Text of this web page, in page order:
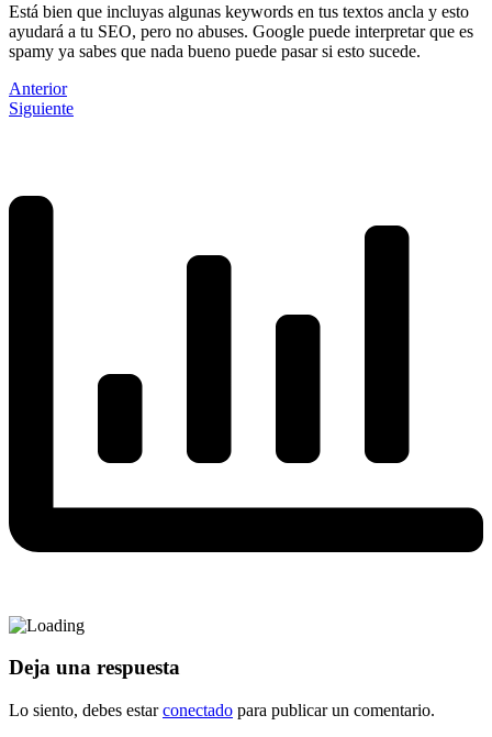
Está bien que incluyas algunas keywords en tus textos ancla y esto
ayudará a tu SEO, pero no abuses. Google puede interpretar que es
spamy ya sabes que nada bueno puede pasar si esto sucede.
Anterior
Siguiente
Deja una respuesta
Lo siento, debes estarconectado para publicar un comentario.